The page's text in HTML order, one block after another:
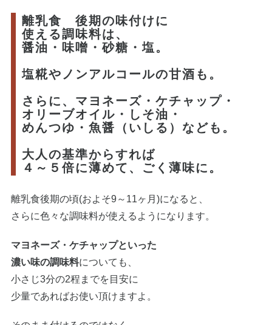
離乳食 後期の味付けに
使える調味料は、
醤油・味噌・砂糖・塩。
塩糀やノンアルコールの甘酒も。
さらに、マヨネーズ・ケチャップ・
オリーブオイル・しそ油・
めんつゆ・魚醤（いしる）なども。
大人の基準からすれば
４～５倍に薄めて、ごく薄味に。
離乳食後期の頃(およそ9～11ヶ月)になると、
さらに色々な調味料が使えるようになります。
マヨネーズ・ケチャップといった
濃い味の調味料についても、
小さじ3分の2程までを目安に
少量であればお使い頂けますよ。